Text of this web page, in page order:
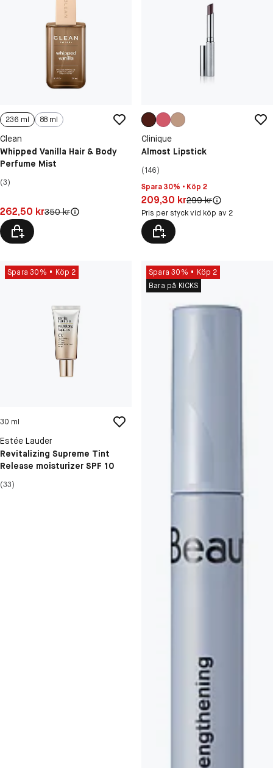
236 ml 88 ml
Clean
Whipped Vanilla Hair & Body
Perfume Mist
(3)
Pris: 262,50 kr
262,50 krOriginal pris:
350 kr
Clinique
Almost Lipstick
(146)
Spara 30% • Köp 2
Pris: 209,30 kr
209,30 krOriginal pris:
299 kr
Pris per styck vid köp av 2
Spara 30% Köp 2
30 ml
Estée Lauder
Revitalizing Supreme Tint
Release moisturizer SPF 10
(33)
Spara 30%
Köp 2
Bara på KICKS